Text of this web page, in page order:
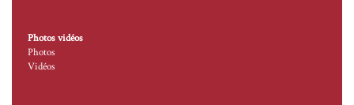
Photos vidéos
Photos
Vidéos